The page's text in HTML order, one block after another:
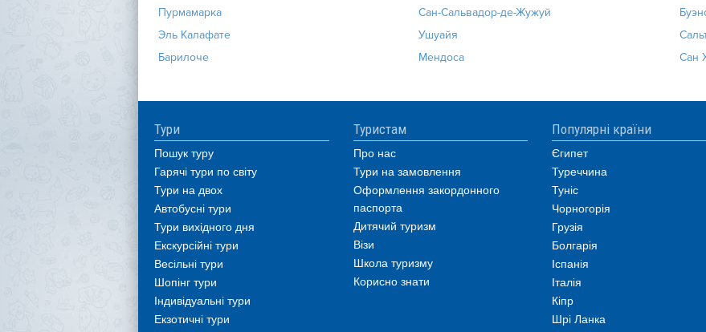
Пурмамарка Сан-Сальвадор-де-Жужуй
Эль Калафате
Ушуайя
Барилоче
Мендоса Сан
Тури
Пошук туру
Гарячі тури по світу
Тури на двох
Автобусні тури
Тури вихідного дня
Екскурсійні тури
Весільні тури
Шопінг тури
Індивідуальні тури
Екзотичні тури
Туристам
Про нас
Тури на замовлення
Оформлення закордонного
паспорта
Дитячий туризм
Візи
Школа туризму
Корисно знати
Популярні країни
Єгипет
Туреччина
Туніс
Чорногорія
Грузія
Болгарія
Іспанія
Італія
Кіпр
Шрі Ланка